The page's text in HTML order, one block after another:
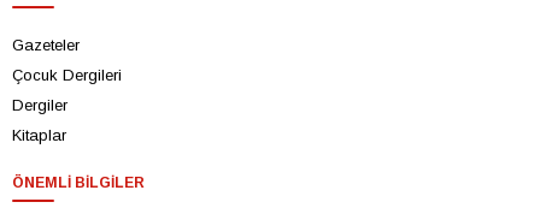
Gazeteler
Çocuk Dergileri
Dergiler
Kitaplar
ÖNEMLI BILGILER